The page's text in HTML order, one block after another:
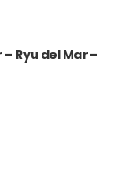
Ryu del Mar –